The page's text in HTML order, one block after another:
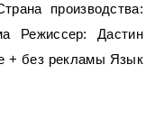
производства:
Режиссер: Дастин
+ без рекламы Язык